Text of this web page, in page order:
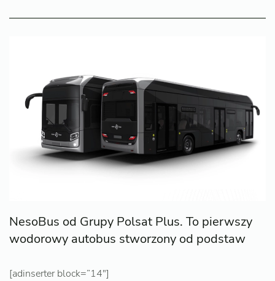
NesoBus od Grupy Polsat Plus. To pierwszy
wodorowy autobus stworzony od podstaw
[adinserter block=”14″]